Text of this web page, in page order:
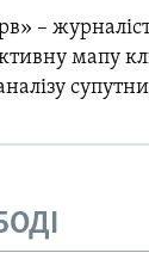
–
мапу
аналізу